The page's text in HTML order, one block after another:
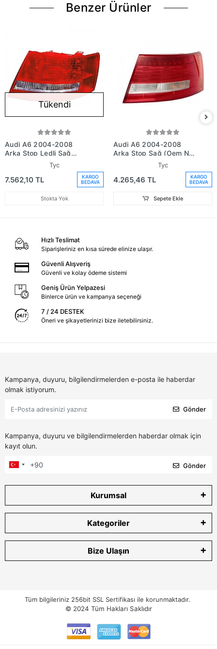
Benzer Ürünler
Tükendi
Audi A6 2004-2008
Arka Stop Ledli Sağ
(Oem No: 4F5945096N)
Tyc
7.562,10 TL
KARGO
BEDAVA
Stokta Yok
Audi A6 2004-2008
Arka Stop Sağ (Oem No:
4F5945096L)Tyc
4.265,46 TL
KARGO
BEDAVA
Sepete Ekle
Hızlı Teslimat
Siparişleriniz en kısa sürede elinize ulaşır.
Güvenli Alışveriş
Güvenli ve kolay ödeme sistemi
Geniş Ürün Yelpazesi
Binlerce ürün ve kampanya seçeneği
7 / 24 DESTEK
Öneri ve şikayetlerinizi bize iletebilirsiniz.
Kampanya, duyuru, bilgilendirmelerden e-posta ile haberdar
olmak istiyorum.
Gönder
Kampanya, duyuru ve bilgilendirmelerden haberdar olmak için
kayıt olun.
Gönder
Kurumsal
Kategoriler
Bize Ulaşın
Tüm bilgileriniz 256bit SSL Sertifikası ile korunmaktadır.
© 2024 Tüm Hakları Saklıdır